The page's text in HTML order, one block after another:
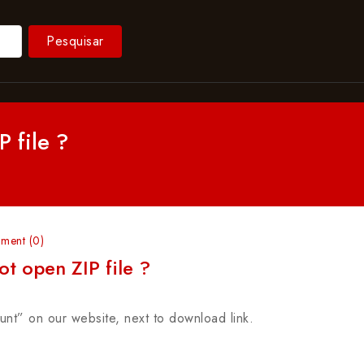
Pesquisar
file ?
(0)
open ZIP file ?
on our website, next to download link.